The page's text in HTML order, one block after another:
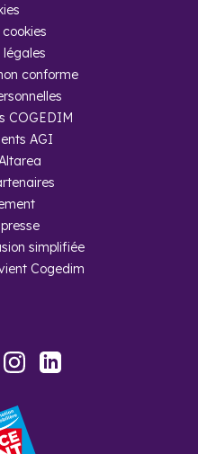
légales
conforme
COGEDIM
AGI
simplifiée
Cogedim
Instagram